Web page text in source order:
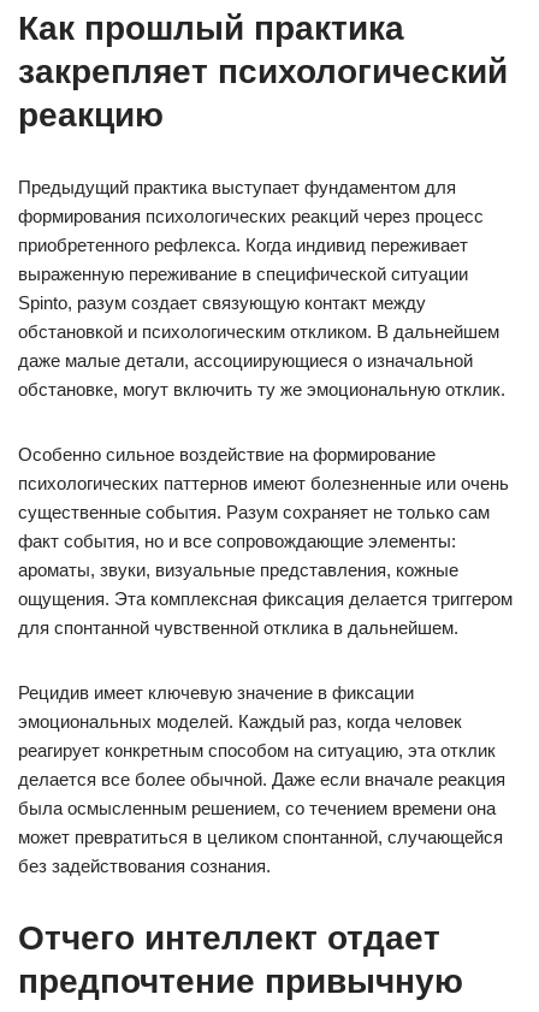
Как прошлый практика
закрепляет психологический
реакцию
Предыдущий практика выступает фундаментом для
формирования психологических реакций через процесс
приобретенного рефлекса. Когда индивид переживает
выраженную переживание в специфической ситуации
Spinto, разум создает связующую контакт между
обстановкой и психологическим откликом. В дальнейшем
даже малые детали, ассоциирующиеся о изначальной
обстановке, могут включить ту же эмоциональную отклик.
Особенно сильное воздействие на формирование
психологических паттернов имеют болезненные или очень
существенные события. Разум сохраняет не только сам
факт события, но и все сопровождающие элементы:
ароматы, звуки, визуальные представления, кожные
ощущения. Эта комплексная фиксация делается триггером
для спонтанной чувственной отклика в дальнейшем.
Рецидив имеет ключевую значение в фиксации
эмоциональных моделей. Каждый раз, когда человек
реагирует конкретным способом на ситуацию, эта отклик
делается все более обычной. Даже если вначале реакция
была осмысленным решением, со течением времени она
может превратиться в целиком спонтанной, случающейся
без задействования сознания.
Отчего интеллект отдает
предпочтение привычную